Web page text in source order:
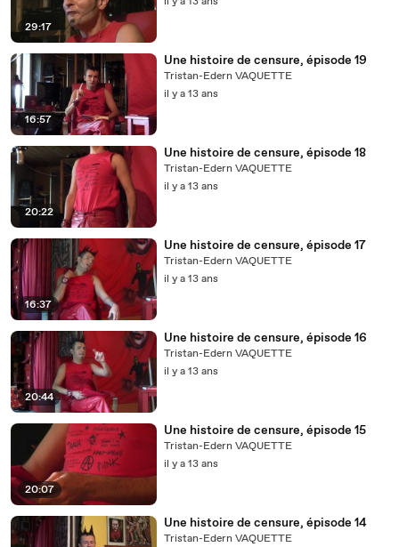
29:17
16:57
Une histoire de censure, épisode 19
Tristan-Edern VAQUETTE
il y a 13 ans
20:22
Une histoire de censure, épisode 18
Tristan-Edern VAQUETTE
il y a 13 ans
16:37
Une histoire de censure, épisode 17
Tristan-Edern VAQUETTE
il y a 13 ans
20:44
Une histoire de censure, épisode 16
Tristan-Edern VAQUETTE
il y a 13 ans
20:07
Une histoire de censure, épisode 15
Tristan-Edern VAQUETTE
il y a 13 ans
Une histoire de censure, épisode 14
Tristan-Edern VAQUETTE